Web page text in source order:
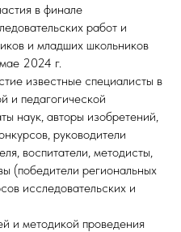
в финале
работ и
и младших школьников
2024 г.
известные специалисты в
и педагогической
наук, авторы изобретений,
руководители
воспитатели, методисты,
(победители региональных
исследовательских и
и методикой проведения